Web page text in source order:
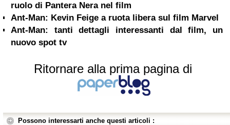
ruolo di Pantera Nera nel film
Ant-Man: Kevin Feige a ruota libera sul film Marvel
Ant-Man: tanti dettagli interessanti dal film, un
nuovo spot tv
Ritornare alla prima pagina di
Possono interessarti anche questi articoli :